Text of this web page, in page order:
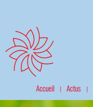
Accueil | Actus |